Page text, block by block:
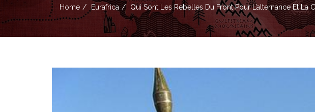
Home Eurafrica Qui Sont Les Rebelles Du Front Pour L’alternance Et La